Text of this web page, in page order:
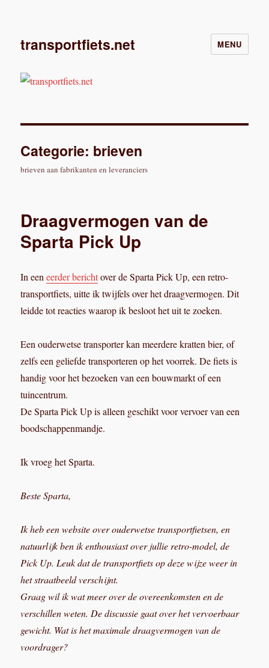
transportfiets.net MENU
Categorie: brieven
brieven aan fabrikanten en leveranciers
Draagvermogen van de
Sparta Pick Up
In eeneerder berichtover de Sparta Pick Up, een retro-
transportfiets, uitte ik twijfels over het draagvermogen. Dit
leidde tot reacties waarop ik besloot het uit te zoeken.
Een ouderwetse transporter kan meerdere kratten bier, of
zelfs een geliefde transporteren op het voorrek. De fiets is
handig voor het bezoeken van een bouwmarkt of een
tuincentrum.
De Sparta Pick Up is alleen geschikt voor vervoer van een
boodschappenmandje.
Ik vroeg het Sparta.
Beste Sparta,
Ik heb een website over ouderwetse transportfietsen, en
natuurlijk ben ik enthousiast over jullie retro-model, de
Pick Up. Leuk dat de transportfiets op deze wijze weer in
het straatbeeld verschijnt.
Graag wil ik wat meer over de overeenkomsten en de
verschillen weten. De discussie gaat over het vervoerbaar
gewicht. Wat is het maximale draagvermogen van de
voordrager?